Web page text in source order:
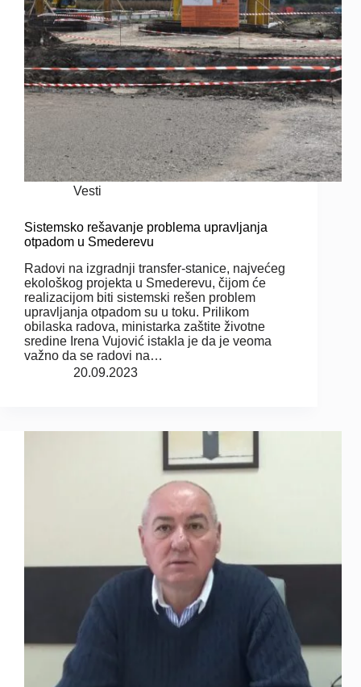
Vesti
Sistemsko rešavanje problema upravljanja
otpadom u Smederevu
Radovi na izgradnji transfer-stanice, najvećeg
ekološkog projekta u Smederevu, čijom će
realizacijom biti sistemski rešen problem
upravljanja otpadom su u toku. Prilikom
obilaska radova, ministarka zaštite životne
sredine Irena Vujović istakla je da je veoma
važno da se radovi na…
20.09.2023